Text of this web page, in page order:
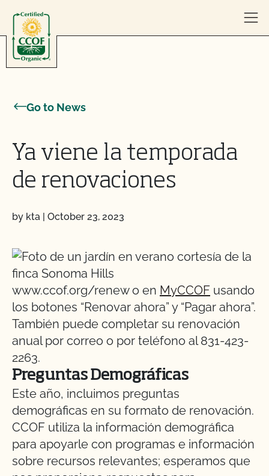
Go to News
Ya viene la temporada
de renovaciones
by kta | October 23, 2023
www.ccof.org/renew o en MyCCOF usando
los botones “Renovar ahora” y “Pagar ahora”.
También puede completar su renovación
anual por correo o por teléfono al 831-423-
2263.
Preguntas Demográficas
Este año, incluimos preguntas
demográficas en su formato de renovación.
CCOF utiliza la información demográfica
para apoyarle con programas e información
sobre recursos relevantes; esperamos que